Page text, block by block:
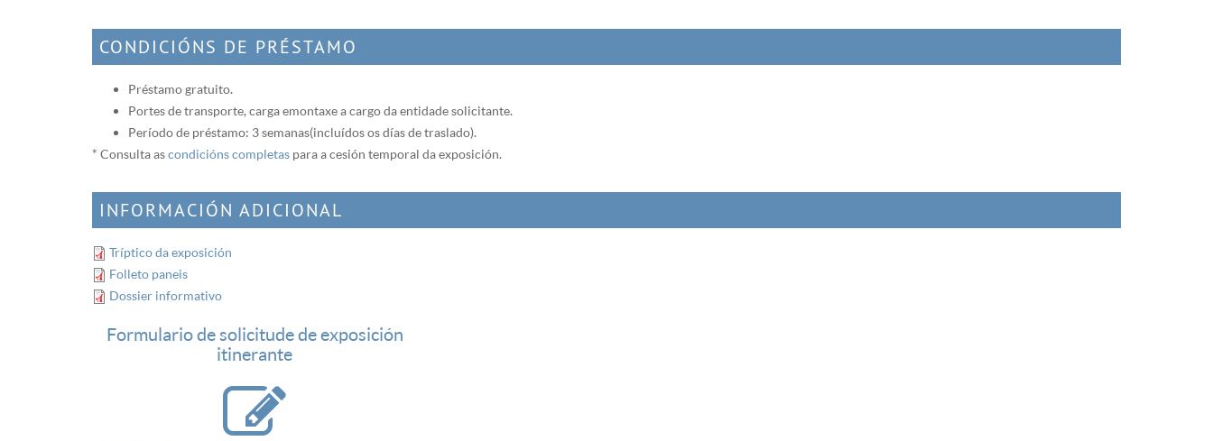
CONDICIÓNS DE PRÉSTAMO
Préstamo gratuito.
Portes de transporte, carga e montaxe a cargo da entidade solicitante.
Período de préstamo: 3 semanas (incluídos os días de traslado).
* Consulta ascondicións completas para a cesión temporal da exposición.
INFORMACIÓN ADICIONAL
Tríptico da exposición
Folleto paneis
Dossier informativo
Formulario de solicitude de exposición
itinerante